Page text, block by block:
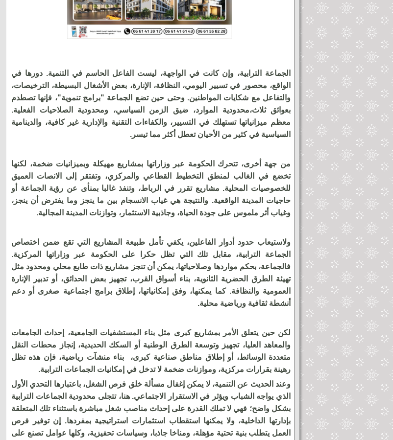
الجماعة الترابية، وإن كانت في الواجهة، ليست الفاعل الحاسم في التنمية. دورها في
الواقع، محصور في تسيير اليومي، النظافة، الإنارة، بعض الأشغال البسيطة، الترخيصات،
والتفاعل مع شكايات المواطنين. وحتى حين تضع الجماعة "برامج تنموية"، فإنها تصطدم
بعوائق ثلاث،محدودية الموارد، ضيق الزمن السياسي، ومحدودية الصلاحيات الفعلية.
معظم ميزانياتها تستهلك في التسيير، والكفاءات التقنية والإدارية غير كافية، والدينامية
السياسية في كثير من الأحيان تعطل أكثر مما تيسر.
من جهة أخرى، تتحرك الحكومة عبر وزاراتها بمشاريع مهيكلة وبميزانيات ضخمة، لكنها
تخضع في الغالب لمنطق التخطيط القطاعي والمركزي، وتفتقر إلى الانصات العميق
للخصوصيات المحلية. مشاريع تقرر في الرباط، وتنفذ غالبا بمنأى عن رؤية الجماعة أو
حاجيات المدينة الواقعية. والنتيجة هي غياب الانسجام بين ما ينجز وما يفترض أن ينجز،
وغياب أثر ملموس على جودة الحياة، وجاذبية الاستثمار، وتوازنات المدينة المجالية.
ولاستيعاب حدود أدوار الفاعلين، يكفي تأمل طبيعة المشاريع التي تقع ضمن اختصاص
الجماعة الترابية، مقابل تلك التي تظل حكرا على الحكومة عبر وزاراتها المركزية.
فالجماعة، بحكم مواردها وصلاحياتها، يمكن أن تنجز مشاريع ذات طابع محلي ومحدود مثل
تهيئة الطرق الحضرية الثانوية، بناء أسواق القرب، تجهيز بعض الحدائق، أو تدبير الإنارة
العمومية والنظافة. كما يمكنها، وفق إمكانياتها، إطلاق برامج اجتماعية صغرى أو دعم
أنشطة ثقافية ورياضية محلية.
لكن حين يتعلق الأمر بمشاريع كبرى مثل بناء المستشفيات الجامعية، إحداث الجامعات
والمعاهد العليا، تجهيز وتوسعة الطرق الوطنية أو السكك الحديدية، إنجاز محطات النقل
متعددة الوسائط، أو إطلاق مناطق صناعية كبرى، بناء منشآت رياضية، فإن هذه تظل
رهينة بقرارات مركزية، وموازنات ضخمة لا تدخل في إمكانيات الجماعات الترابية.
وعند الحديث عن التنمية، لا يمكن إغفال مسألة خلق فرص الشغل، باعتبارها التحدي الأول
الذي يواجه الشباب ويؤثر في الاستقرار الاجتماعي. هنا، تتجلى محدودية الجماعات الترابية
بشكل واضح؛ فهي لا تملك القدرة على إحداث مناصب شغل مباشرة باستثناء تلك المتعلقة
بإدارتها الداخلية، ولا يمكنها استقطاب استثمارات استراتيجية بمفردها. إن توفير فرص
العمل يتطلب بنية تحتية مؤهلة، ومناخا جاذبا، وسياسات تحفيزية، وكلها عوامل تصنع على
أشهر الطائفات العيساوية، دنيا باطما
ومروان حاجي.. شاهد أقوى لحظات ثاني
سهرات مهرجان عيساوة بمكناس
أمام جماهير غفيرة لمهرجان عيساوة..
لحظة خروج الدخلة العيساوية الكبرى
من باب منصور
بمكناس يحول باب
فنية ساحرة